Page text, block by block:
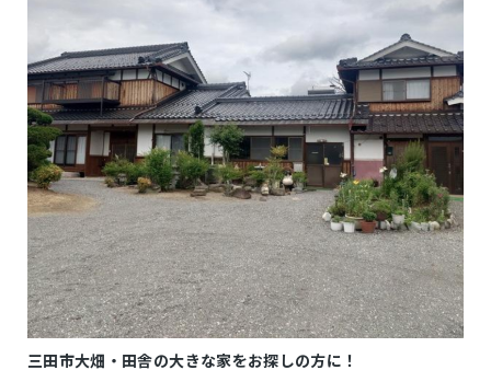
三田市大畑・田舎の大きな家をお探しの方に！